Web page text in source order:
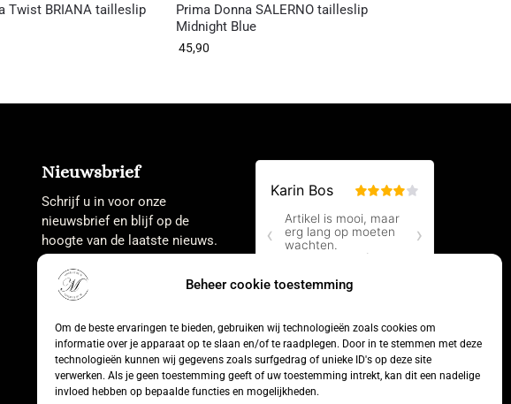
Beheer cookie toestemming
Om de beste ervaringen te bieden, gebruiken wij technologieën zoals cookies om
informatie over je apparaat op te slaan en/of te raadplegen. Door in te stemmen met deze
technologieën kunnen wij gegevens zoals surfgedrag of unieke ID's op deze site
verwerken. Als je geen toestemming geeft of uw toestemming intrekt, kan dit een nadelige
invloed hebben op bepaalde functies en mogelijkheden.
Twist BRIANA tailleslip
Prima Donna SALERNO tailleslip
Midnight Blue
45,90
Nieuwsbrief
Schrijf u in voor onze
nieuwsbrief en blijf op de
hoogte van de laatste nieuws.